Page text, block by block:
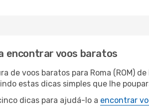
encontrar voos baratos
de voos baratos para Roma (ROM)
estas dicas simples que lhe
dicas para ajudá-lo a encontrar